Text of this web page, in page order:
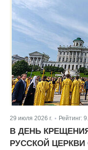
29 июля 2026 г. Рейтинг:
В ДЕНЬ
РУССКОЙ